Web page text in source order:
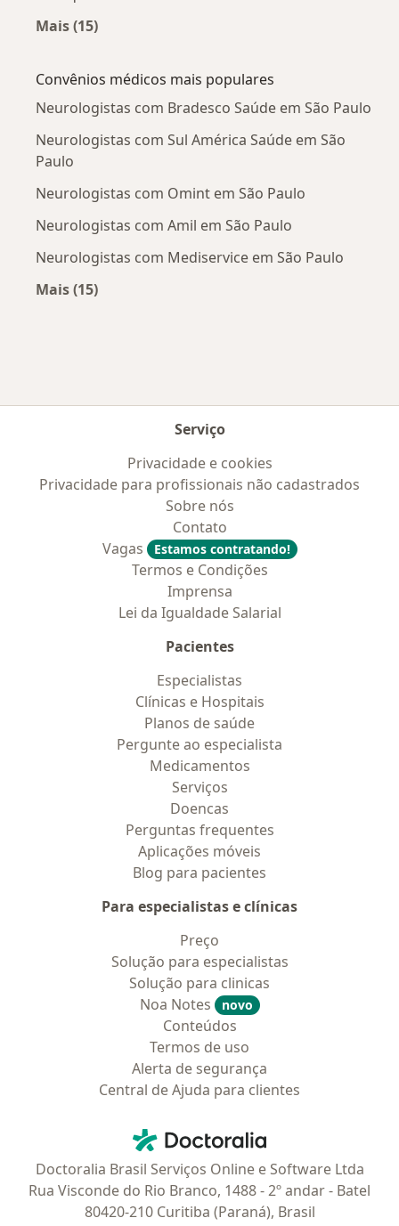
Mais (15)
Convênios médicos mais populares
Neurologistas com Bradesco Saúde em São Paulo
Neurologistas com Sul América Saúde em São
Paulo
Neurologistas com Omint em São Paulo
Neurologistas com Amil em São Paulo
Neurologistas com Mediservice em São Paulo
Mais (15)
Serviço
Privacidade e cookies
Privacidade para profissionais não cadastrados
Sobre nós
Contato
Vagas
Estamos contratando!
Termos e Condições
Imprensa
Lei da Igualdade Salarial
Pacientes
Especialistas
Clínicas e Hospitais
Planos de saúde
Pergunte ao especialista
Medicamentos
Serviços
Doencas
Perguntas frequentes
Aplicações móveis
Blog para pacientes
Para especialistas e clínicas
Preço
Solução para especialistas
Solução para clinicas
Noa Notes
novo
Conteúdos
Termos de uso
Alerta de segurança
Central de Ajuda para clientes
Doctoralia - Homepage
Doctoralia Brasil Serviços Online e Software Ltda
Rua Visconde do Rio Branco, 1488 - 2º andar - Batel
80420-210 Curitiba (Paraná), Brasil